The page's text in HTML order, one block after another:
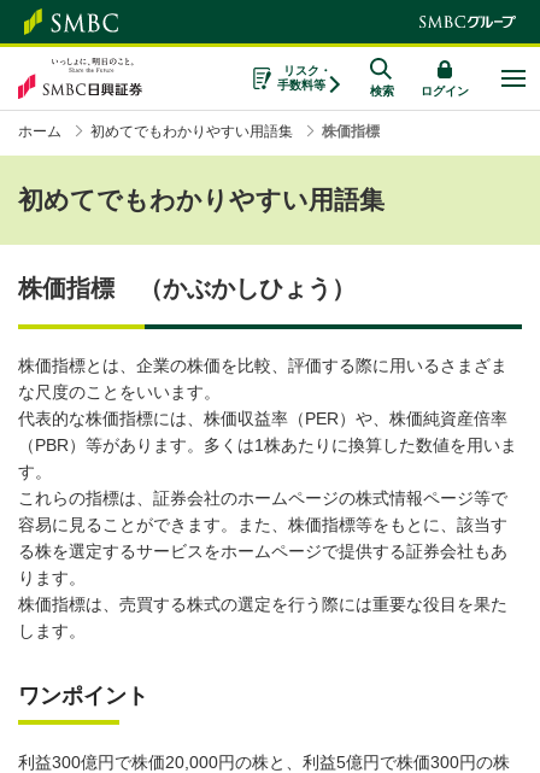
リスク・
手数料等
検索 ログイン
ホーム 初めてでもわかりやすい用語集 株価指標
初めてでもわかりやすい用語集
株価指標 （かぶかしひょう）
株価指標とは、企業の株価を比較、評価する際に用いるさまざま
な尺度のことをいいます。
代表的な株価指標には、株価収益率（PER）や、株価純資産倍率
（PBR）等があります。多くは1株あたりに換算した数値を用いま
す。
これらの指標は、証券会社のホームページの株式情報ページ等で
容易に見ることができます。また、株価指標等をもとに、該当す
る株を選定するサービスをホームページで提供する証券会社もあ
ります。
株価指標は、売買する株式の選定を行う際には重要な役目を果た
します。
ワンポイント
利益300億円で株価20,000円の株と、利益5億円で株価300円の株